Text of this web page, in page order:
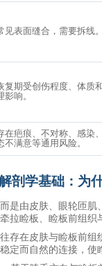
见表面缝合，需要拆线。
复期受创伤程度、体质
影响。
在疤痕、不对称、感染
不满意等通用风险。
剖学基础：为
是由皮肤、眼轮匝
拉睑板、睑板前组织
存在皮肤与睑板前
定而自然的连接，使